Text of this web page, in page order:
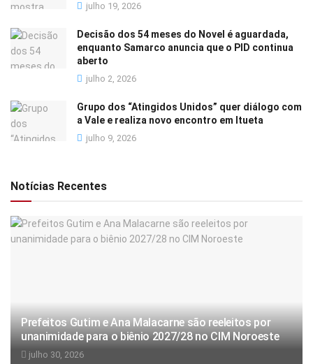
julho 19, 2026
Decisão dos 54 meses do Novel é aguardada,
enquanto Samarco anuncia que o PID continua
aberto
julho 2, 2026
Grupo dos “Atingidos Unidos” quer diálogo com
a Vale e realiza novo encontro em Itueta
julho 9, 2026
Notícias Recentes
Prefeitos Gutim e Ana Malacarne são reeleitos por
unanimidade para o biênio 2027/28 no CIM Noroeste
julho 30, 2026